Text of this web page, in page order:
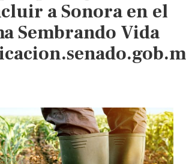
a Sonora en el
Sembrando Vida